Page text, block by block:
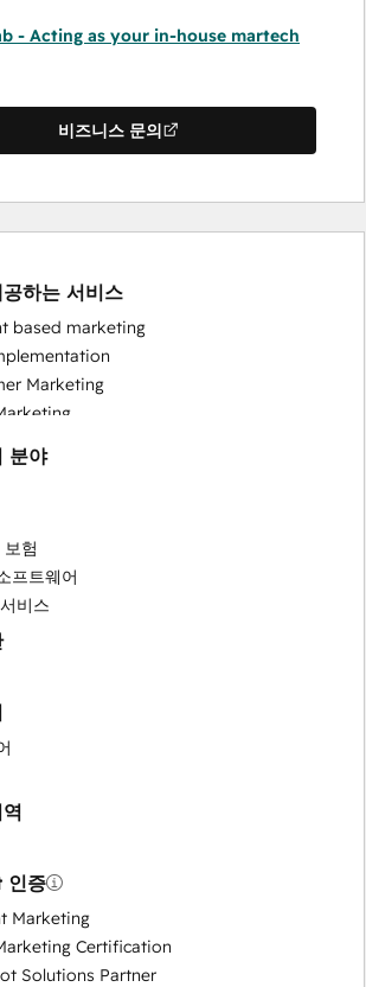
- Acting as your in-house martech
비즈니스 문의
하는 서비스
based marketing
Marketing
Marketing Services
Onboarding
Marketing Alignment
Optimization
Design
Development
분야
험
프트웨어
비스
인증
Marketing
Certification
Solutions Partner